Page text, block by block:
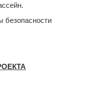
безопасности